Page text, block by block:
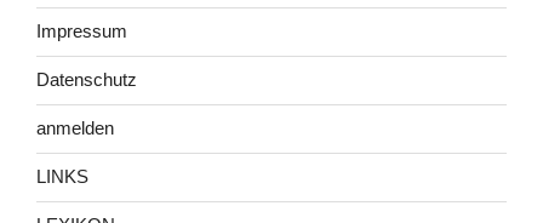
Impressum
Datenschutz
anmelden
LINKS